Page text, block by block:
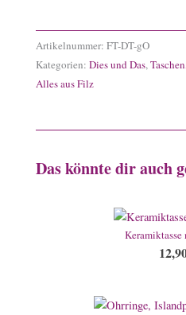
Artikelnummer: FT-DT-gO
Kategorien: Dies und Das,
Alles aus Filz
Das könnte dir auch
Keramiktasse